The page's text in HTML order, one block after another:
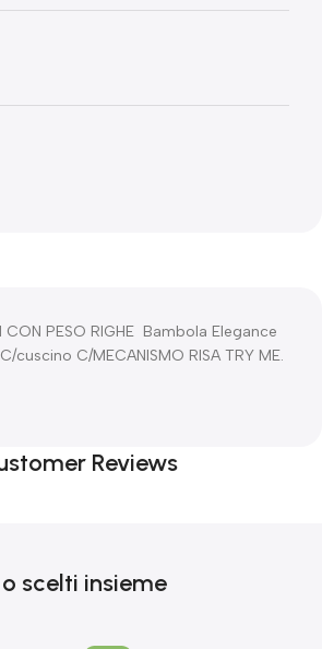
CON PESO RIGHE Bambola Elegance
cuscino C/MECANISMO RISA TRY ME.
Reviews
scelti insieme